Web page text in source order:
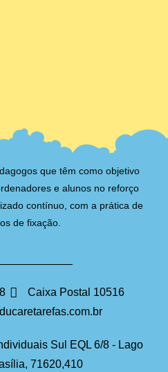
que têm como objetivo
e alunos no reforço
contínuo, com a prática de
de fixação.
Caixa Postal 10516
Sul EQL 6/8 - Lago
71620,410